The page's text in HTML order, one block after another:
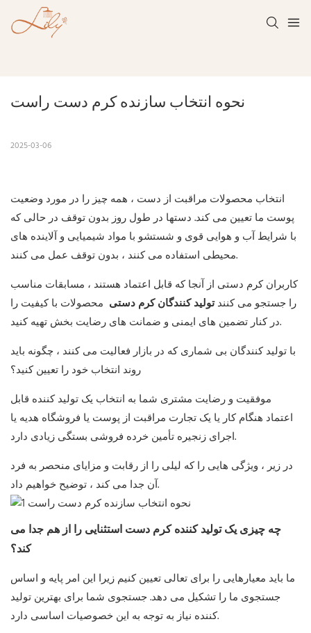
نحوه انتخاب سازنده کرم دست راست
2025-03-06
انتخاب محصولات مراقبت از دست ، همه چیز را در مورد وضعیت
پوست ما تعیین می کند. دستها در طول روز بدون توقف در حالی که
با شرایط آب و هوایی قوی و شستشو با مواد شیمیایی و آلاینده های
محیطی استفاده می کنند ، بدون توقف عمل می کنند.
کاربران کرم دستی از آنجا که قابل اعتماد هستند ، مسابقات مناسب
را جستجو می کنندتولید کنندگان کرم دستی محصولات با کیفیت را
در کنار تضمین های ایمنی و ضمانت های رضایت بخش تهیه کنید.
با تولید کنندگان بی شماری که در بازار فعالیت می کنند ، چگونه باید
روند انتخاب خود را تعیین کنید؟
موفقیت و رضایت مشتری شما به انتخاب یک تولید کننده قابل
اعتماد هنگام کار یا یک تجارت مراقبت از پوست یا فروشگاه هدیه یا
اجرای زنجیره تأمین خرده فروشی بستگی زیادی دارد.
در زیر ، ویژگی هایی را که لیلی را از رقابت و مزایای منحصر به فرد
آن جدا می کند ، توضیح خواهیم داد.
چه چیزی یک تولید کننده کرم دست استثنایی را از هم جدا می
کند؟
ما باید معیارهایی را برای تعالی تعیین کنیم زیرا این امر پایه و اساس
جستجوی ما را تشکیل می دهد. جستجوی شما برای بهترین تولید
کننده نیاز به توجه به این خصوصیات اساسی دارد.